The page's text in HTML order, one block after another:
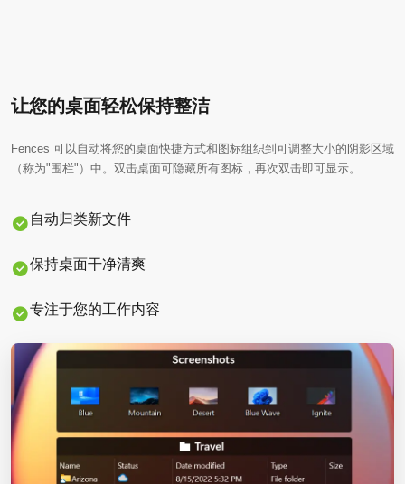
让您的桌面轻松保持整洁
Fences 可以自动将您的桌面快捷方式和图标组织到可调整大小的阴影区域
（称为"围栏"）中。双击桌面可隐藏所有图标，再次双击即可显示。
自动归类新文件
保持桌面干净清爽
专注于您的工作内容